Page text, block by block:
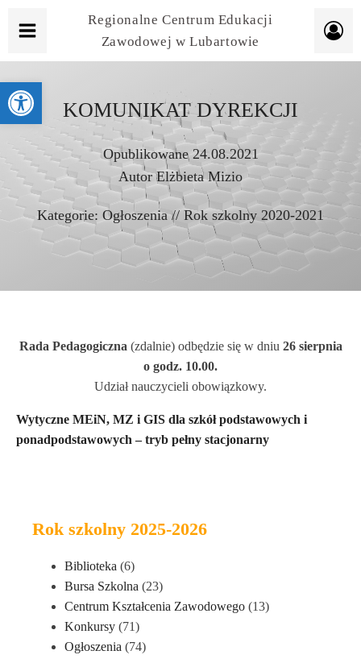
Regionalne Centrum Edukacji
Zawodowej w Lubartowie
KOMUNIKAT DYREKCJI
Opublikowane 24.08.2021
AutorElżbieta Mizio
Kategorie: Ogłoszenia// Rok szkolny 2020-2021
Rok szkolny 2025-2026
Biblioteka (6)
Bursa Szkolna (23)
Centrum Kształcenia Zawodowego (13)
Konkursy (71)
Ogłoszenia (74)
Rada Pedagogiczna (zdalnie) odbędzie się w dniu 26 sierpnia
o godz. 10.00.
Udział nauczycieli obowiązkowy.
Wytyczne MEiN, MZ i GIS dla szkół podstawowych i
ponadpodstawowych – tryb pełny stacjonarny
Otwórz pasek narzędzi